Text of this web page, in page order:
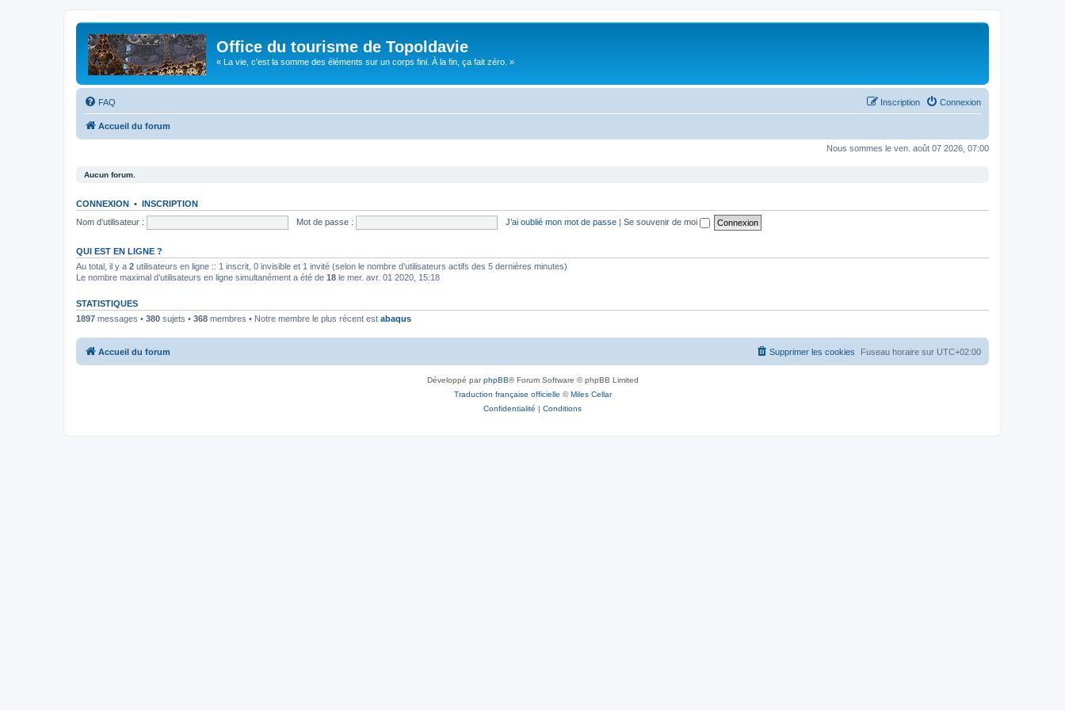
Office du tourisme de Topoldavie
« La vie, c'est la somme des éléments sur un corps fini. À la fin, ça fait zéro. »
FAQ Connexion
Inscription
Accueil du forum
Nous sommes le ven. août 07 2026, 07:00
Aucun forum.
CONNEXION • INSCRIPTION
Nom d’utilisateur :
Mot de passe : J’ai oublié mon mot de passe | Se souvenir de moi
QUI EST EN LIGNE ?
Au total, il y a 2 utilisateurs en ligne :: 1 inscrit, 0 invisible et 1 invité (selon le nombre d’utilisateurs actifs des 5 dernières minutes)
Le nombre maximal d’utilisateurs en ligne simultanément a été de 18 le mer. avr. 01 2020, 15:18
STATISTIQUES
1897 messages • 380 sujets • 368 membres • Notre membre le plus récent est abaqus
Accueil du forum Fuseau horaire sur UTC+02:00
Supprimer les cookies
Développé parphpBB® Forum Software © phpBB Limited
Traduction française officielle ©Miles Cellar
Confidentialité | Conditions